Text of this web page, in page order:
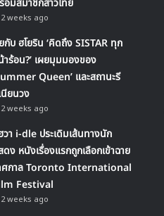
อมสมาชิกสาวไทย
2 weeks ago
กับ ฮโยริน ‘คิดถึง SISTAR ทุก
าร้อน?’ เผยมุมมองของ
Queen’ และสถานะรี
นียนวง
2 weeks ago
วา i-dle ประเดิมเส้นทางนัก
ดง หนังเรื่องแรกถูกเลือกเข้าฉาย
ศกาล Toronto International
Festival
2 weeks ago